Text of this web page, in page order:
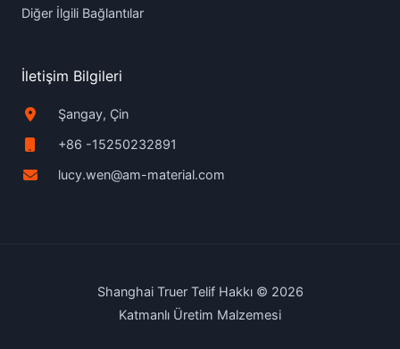
Diğer İlgili Bağlantılar
İletişim Bilgileri
Şangay, Çin
+86 -15250232891
lucy.wen@am-material.com
Shanghai Truer Telif Hakkı © 2026
Katmanlı Üretim Malzemesi